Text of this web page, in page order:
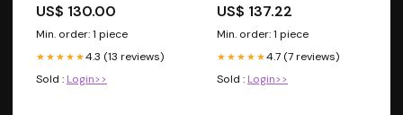
bnuyp 780 040 0 0fm
RGroup_E89GN
US$ 130.00
Min. order: 1 piece
★★★★★4.3 (13 reviews)
Sold : Login>>
US$ 137.22
Min. order: 1 piece
★★★★★4.7 (7 reviews)
Sold : Login>>